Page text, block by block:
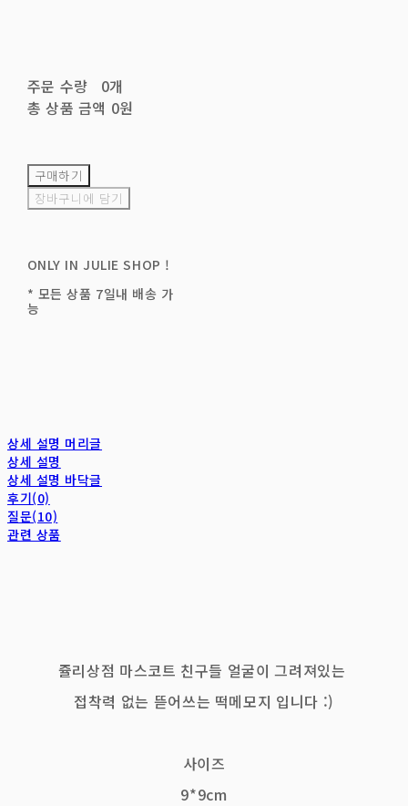
주문 수량
0개
총 상품 금액 0원
구매하기
장바구니에 담기
ONLY IN JULIE SHOP !
* 모든 상품 7일내 배송 가
능
상세 설명 머리글
상세 설명
상세 설명 바닥글
후기(0)
질문(10)
관련 상품
쥴리상점 마스코트 친구들 얼굴이 그려져있는
접착력 없는 뜯어쓰는 떡메모지 입니다 :)
사이즈
9*9cm